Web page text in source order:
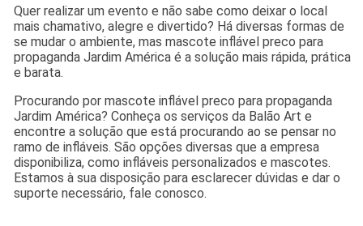
Quer realizar um evento e não sabe como deixar o local
mais chamativo, alegre e divertido? Há diversas formas de
se mudar o ambiente, mas mascote inflável preco para
propaganda Jardim América é a solução mais rápida, prática
e barata.
Procurando por mascote inflável preco para propaganda
Jardim América? Conheça os serviços da Balão Art e
encontre a solução que está procurando ao se pensar no
ramo de infláveis. São opções diversas que a empresa
disponibiliza, como infláveis personalizados e mascotes.
Estamos à sua disposição para esclarecer dúvidas e dar o
suporte necessário, fale conosco.